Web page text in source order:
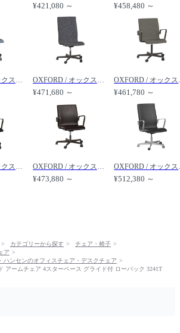
¥421,080 ～ ¥458,480 ～
¥471,680 ～ ¥461,780 ～
¥473,880 ～ ¥512,380 ～
カテゴリーから探す
チェア・椅子
ア
ハンセンのオフィスチェア・デスクチェア
アームチェア 4スターベース グライド付 ローバック 3241T